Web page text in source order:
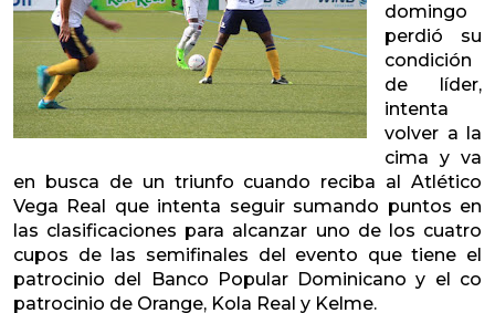
domingo
perdió su
condición
de líder,
intenta
volver a la
cima y va
en busca de un triunfo cuando reciba al Atlético
Vega Real que intenta seguir sumando puntos en
las clasificaciones para alcanzar uno de los cuatro
cupos de las semifinales del evento que tiene el
patrocinio del Banco Popular Dominicano y el co
patrocinio de Orange, Kola Real y Kelme.